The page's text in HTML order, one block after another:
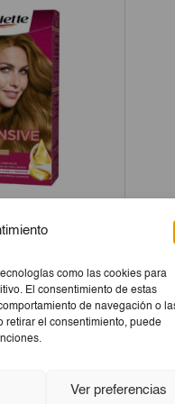
como las cookies para
El consentimiento de estas
de navegación o
retirar el consentimiento, puede
Ver preferencias
ICC 7.5 Rubio
+